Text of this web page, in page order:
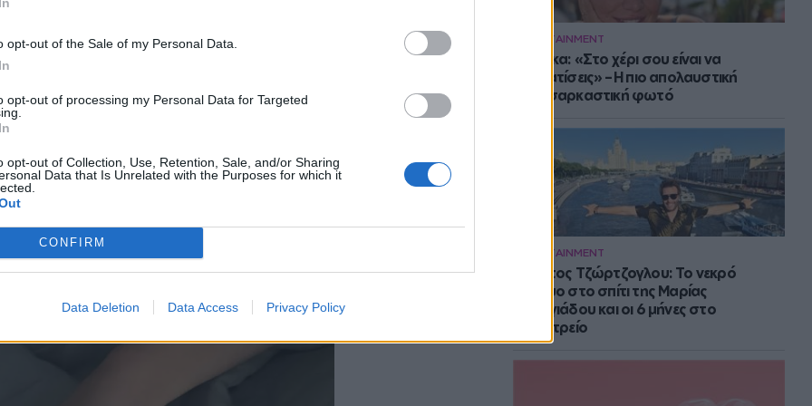
opt-out of the Sale of my Personal Data.
opt-out of processing my Personal Data for Targeted
opt-out of Collection, Use, Retention, Sale, and/or Sharing
Data that Is Unrelated with the Purposes for which it
CONFIRM
Data Deletion Data Access Privacy Policy
ENTERTAINMENT
Μπάρκα: «Στο χέρι σου είναι να
αδυνατίσεις» – Η πιο απολαυστική
αυτοσαρκαστική φωτό
ENTERTAINMENT
Στράτος Τζώρτζογλου: Το νεκρό
έμβρυο στο σπίτι της Μαρίας
Γεωργιάδου και οι 6 μήνες στο
ψυχιατρείο
«Στην αρχή πήγα να πάθω κρίση
κάποιο tip να έρθει πιο γρήγορα,